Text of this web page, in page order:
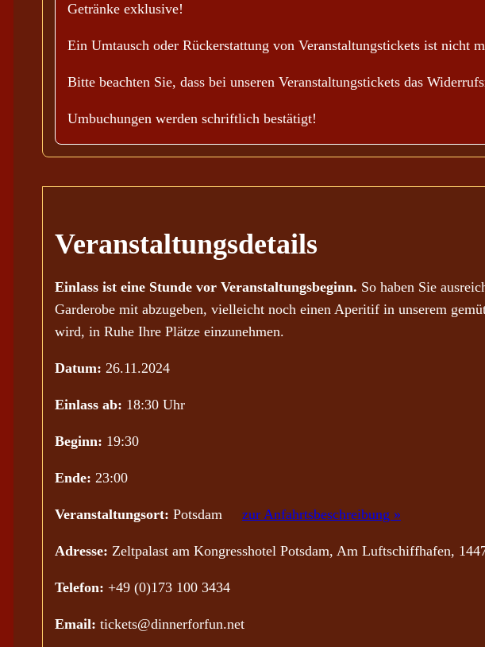
Getränke exklusive!
Ein Umtausch oder Rückerstattung von Veranstaltungstickets ist nicht
Bitte beachten Sie, dass bei unseren Veranstaltungstickets das
Umbuchungen werden schriftlich bestätigt!
Veranstaltungsdetails
Einlass ist eine Stunde vor Veranstaltungsbeginn. So haben Sie
Garderobe mit abzugeben, vielleicht noch einen Aperitif in unserem
wird, in Ruhe Ihre Plätze einzunehmen.
Datum: 26.11.2024
Einlass ab: 18:30 Uhr
Beginn: 19:30
Ende: 23:00
Veranstaltungsort: Potsdam zur Anfahrtsbeschreibung »
Adresse: Zeltpalast am Kongresshotel Potsdam, Am Luftschiffhafen,
Telefon: +49 (0)173 100 3434
Email: tickets@dinnerforfun.net